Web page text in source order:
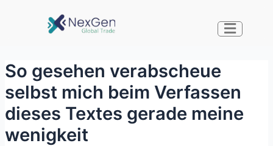
So gesehen verabscheue
selbst mich beim Verfassen
dieses Textes gerade meine
wenigkeit